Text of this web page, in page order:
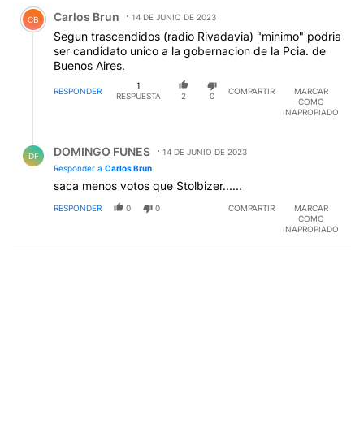
Comentario de Carlos Brun.
CB Carlos Brun 14 DE JUNIO DE 2023
Segun trascendidos (radio Rivadavia) "minimo" podria
ser candidato unico a la gobernacion de la Pcia. de
Buenos Aires.
RESPONDER
1
RESPUESTA
2 0
COMPARTIR
MARCAR
COMO
INAPROPIADO
DF DOMINGO FUNES
14 DE JUNIO DE 2023
Responder a Carlos Brun
saca menos votos que Stolbizer......
RESPONDER 0 0 COMPARTIR
MARCAR
COMO
INAPROPIADO